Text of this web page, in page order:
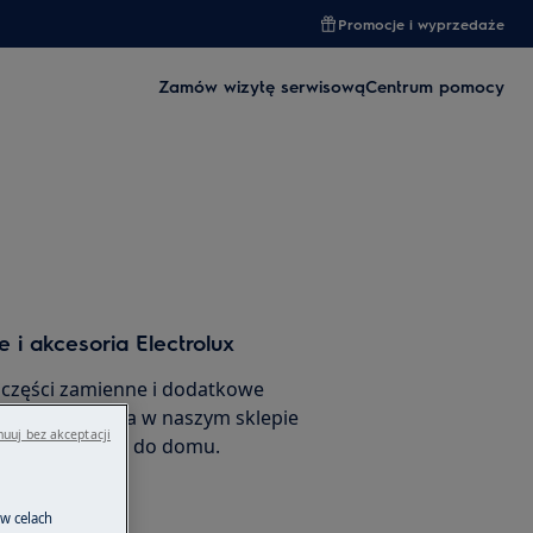
Promocje i wyprzedaże
Zamów wizytę serwisowąCentrum pomocy
i akcesoria Electrolux
zamienne i dodatkowe
urządzenia w naszym sklepie
je prosto do domu.
celach
bez akceptacji